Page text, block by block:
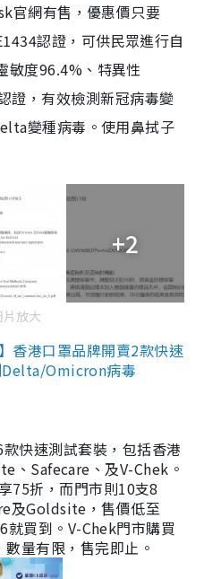
官網有售，優惠價只要
認證，可供民眾進行自
敏度96.4%、特異性
證，有效檢測新冠病毒變
變種病毒。使用鼻拭子
+2
放大
香港口罩品牌開賣2款快速
Delta/Omicron病毒
快速測試套裝，包括香港
、Safecare、及V-Chek。
75折，而門市則10支8
及Goldsite，售價低至
買到。V-Chek門市購買
量有限，售完即止。